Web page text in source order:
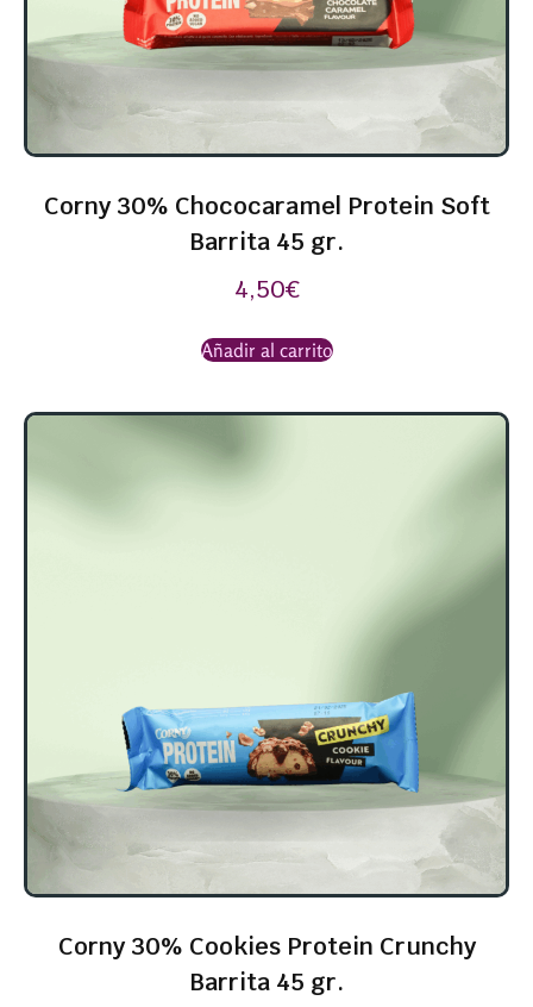
Corny 30% Chococaramel Protein Soft
Barrita 45 gr.
4,50€
Añadir al carrito
Corny 30% Cookies Protein Crunchy
Barrita 45 gr.